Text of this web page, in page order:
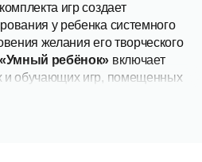
игр создает
у ребенка системного
желания его творческого
«Умный ребёнок» включает
и обучающих игр, помещенных